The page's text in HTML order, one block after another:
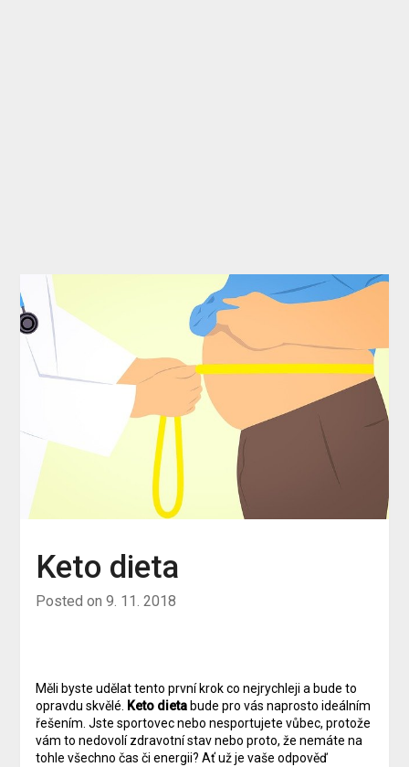
Keto dieta
Posted on 9. 11. 2018
Měli byste udělat tento první krok co nejrychleji a bude to
opravdu skvělé. Keto dietabude pro vás naprosto ideálním
řešením. Jste sportovec nebo nesportujete vůbec, protože
vám to nedovolí zdravotní stav nebo proto, že nemáte na
tohle všechno čas či energii? Ať už je vaše odpověď